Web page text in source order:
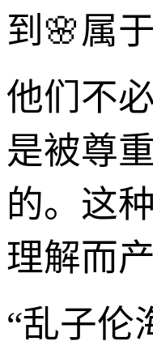
到🌸属
他们不
是被尊
的。这
理解而
“乱子伦